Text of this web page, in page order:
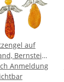
auf
Bernstein
& Pack"
Anmeldung